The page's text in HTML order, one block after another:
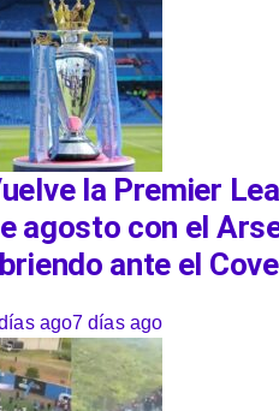
la Premier
agosto con el
ante el
ago7 días ago